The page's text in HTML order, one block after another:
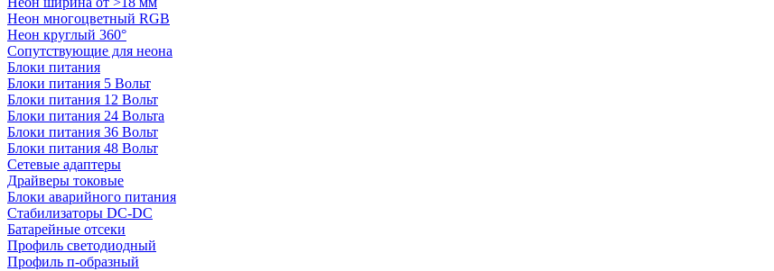
Неон многоцветный RGB
Неон круглый 360°
Сопутствующие для неона
Блоки питания
Блоки питания 5 Вольт
Блоки питания 12 Вольт
Блоки питания 24 Вольта
Блоки питания 36 Вольт
Блоки питания 48 Вольт
Сетевые адаптеры
Драйверы токовые
Блоки аварийного питания
Стабилизаторы DC-DC
Батарейные отсеки
Профиль светодиодный
Профиль п-образный